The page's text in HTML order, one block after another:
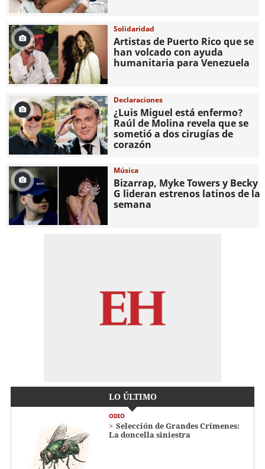
Solidaridad
Artistas de Puerto Rico que se
han volcado con ayuda
humanitaria para Venezuela
Declaraciones
¿Luis Miguel está enfermo?
Raúl de Molina revela que se
sometió a dos cirugías de
corazón
Música
Bizarrap, Myke Towers y Becky
G lideran estrenos latinos de la
semana
LO ÚLTIMO
ODIO
Selección de Grandes Crímenes:
La doncella siniestra